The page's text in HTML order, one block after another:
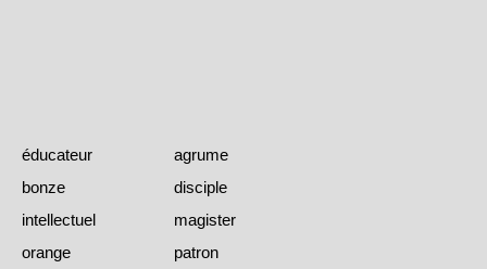
éducateur
agrume
bonze
disciple
intellectuel
magister
orange
patron